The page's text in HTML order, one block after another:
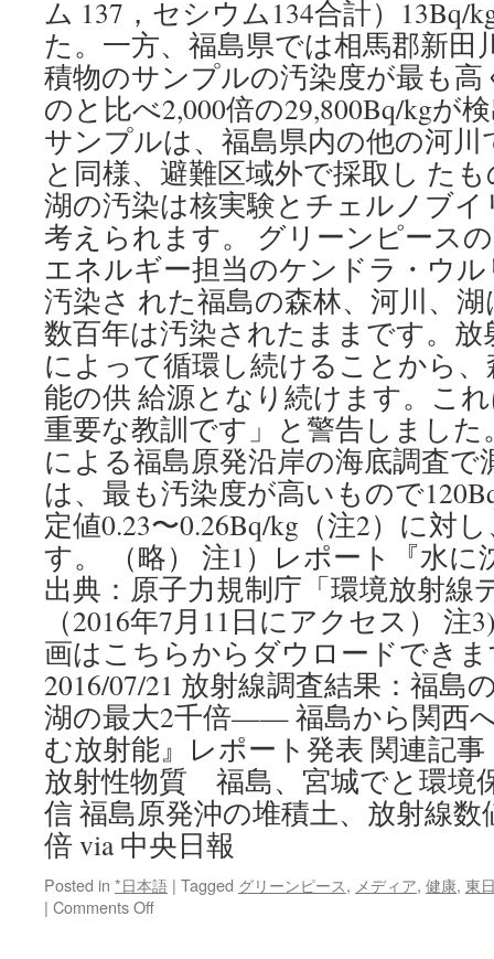
ー
ス
ム 137，セシウム134合計）13Bq/
た。一方、福島県では相馬郡新田
積物のサンプルの汚染度が最も高
のと比べ2,000倍の29,800Bq/kgが
サンプルは、福島県内の他の河
と同様、避難区域外で採取し た
湖の汚染は核実験とチェルノブ
考えられます。 グリーンピース
エネルギー担当のケンドラ・ウ
汚染さ れた福島の森林、河川、
数百年は汚染されたままです。放
によって循環し続けることから
能の供 給源となり続けます。こ
重要な教訓です」と警告しまし
による福島原発沿岸の海底調査で
は、最も汚染度が高いもので
定値0.23〜0.26Bq/kg（注2）に対
す。 （略） 注1）レポート『水に
出典：原子力規制庁「環境放射線
（2016年7月11日にアクセス） 注
画はこちらからダウロードでき
2016/07/21 放射線調査結果：福島
湖の最大2千倍—— 福島から関西
む放射能』レポート発表 関連記
放射性物質 福島、宮城でと環境
信 福島原発沖の堆積土、放射線
倍 via 中央日報
Posted in *日本語 | Tagged グリーンピース, メディア, 健康, 東
| Comments Offon